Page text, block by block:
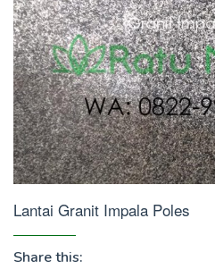
Lantai Granit Impala Poles
Share this: